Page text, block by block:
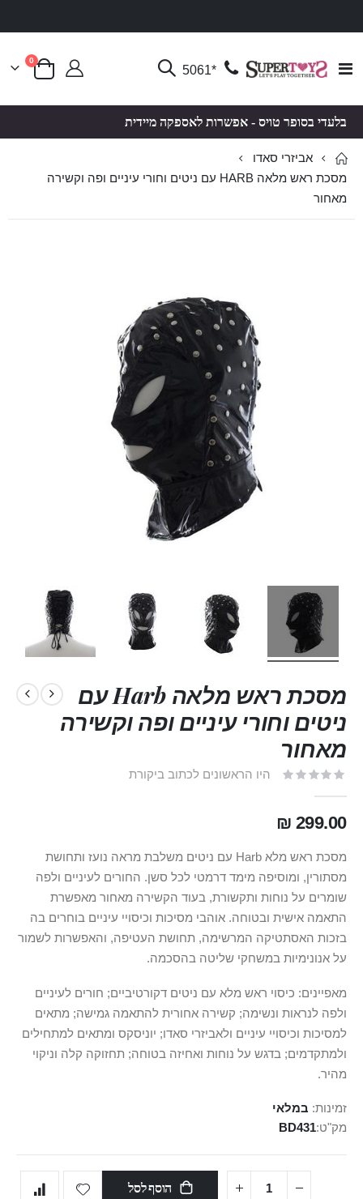
Toggle
*5061 סל קניות
0פריטים
בלעדי בסופר טויס - אפשרות לאספקה מיידית
אביזרי סאדו
מסכת ראש מלאה HARB עם ניטים וחורי עיניים ופה וקשירה
מאחור
מסכת ראש מלאה Harb עם
ניטים וחורי עיניים ופה וקשירה
מאחור
היו הראשונים לכתוב ביקורת
299.00 ₪
מסכת ראש מלא Harb עם ניטים משלבת מראה נועז ותחושת
מסתורין, ומוסיפה מימד דרמטי לכל סשן. החורים לעיניים ולפה
שומרים על נוחות ותקשורת, בעוד הקשירה מאחור מאפשרת
התאמה אישית ובטוחה. אוהבי מסיכות וכיסויי עיניים בוחרים בה
בזכות האסתטיקה המרשימה, תחושת העטיפה, והאפשרות לשמור
על אנונימיות במשחקי שליטה בהסכמה.
מאפיינים: כיסוי ראש מלא עם ניטים דקורטיביים; חורים לעיניים
ולפה לנראות ונשימה; קשירה אחורית להתאמה גמישה; מתאים
למסיכות וכיסויי עיניים ולאביזרי סאדו; יוניסקס ומתאים למתחילים
ולמתקדמים; בדגש על נוחות ואחיזה בטוחה; תחזוקה קלה וניקוי
מהיר.
זמינות: במלאי
מק"ט BD431
הוסף לסל